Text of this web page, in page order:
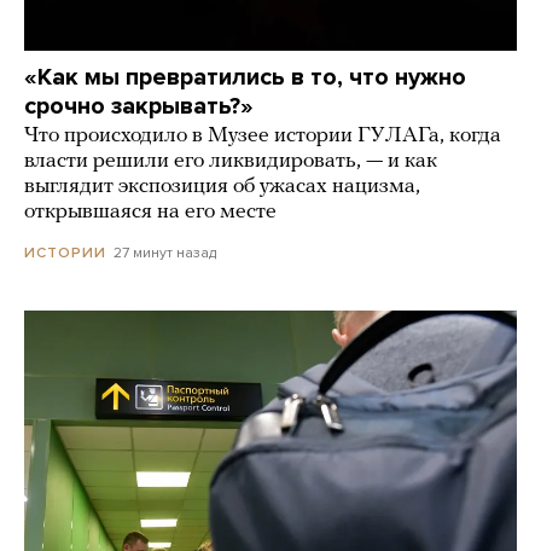
«Как мы превратились в то, что нужно
срочно закрывать?»
Что происходило в Музее истории ГУЛАГа, когда
власти решили его ликвидировать, — и как
выглядит экспозиция об ужасах нацизма,
открывшаяся на его месте
ИСТОРИИ 27 минут назад